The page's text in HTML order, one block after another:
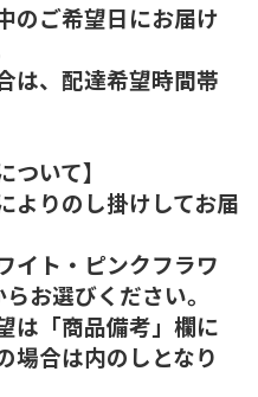
のご希望日にお届け
は、配達希望時間帯
ついて】
りのし掛けしてお届
イト・ピンクフラワ
お選びください。
は「商品備考」欄に
場合は内のしとなり